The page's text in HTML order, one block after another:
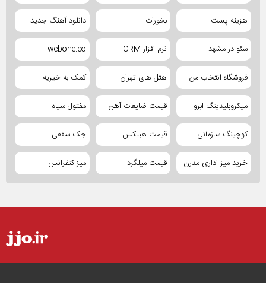
هزینه پست بخورات دانلود آهنگ جدید
سئو در مشهد نرم افزار CRM webone.co
فروشگاه انتخاب من هتل های تهران کمک به خیریه
میکروبلیدینگ ابرو قیمت ضایعات آهن مفتول سیاه
کوچینگ سازمانی قیمت هبلکس جک سقفی
خرید میز اداری مدرن قیمت میلگرد میز کنفرانس